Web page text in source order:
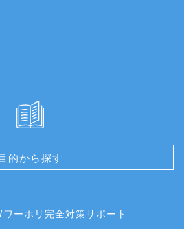
的から探す
ーホリ完全対策サポート